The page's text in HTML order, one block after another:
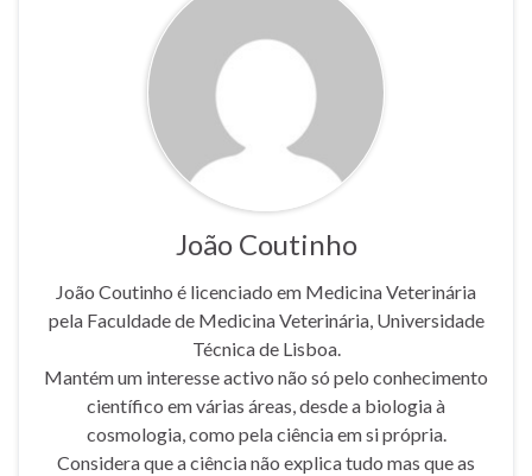
João Coutinho
João Coutinho é licenciado em Medicina Veterinária
pela Faculdade de Medicina Veterinária, Universidade
Técnica de Lisboa.
Mantém um interesse activo não só pelo conhecimento
científico em várias áreas, desde a biologia à
cosmologia, como pela ciência em si própria.
Considera que a ciência não explica tudo mas que as